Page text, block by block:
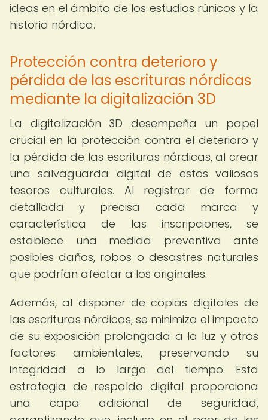
ideas en el ámbito de los estudios rúnicos y la
historia nórdica.
Protección contra deterioro y
pérdida de las escrituras nórdicas
mediante la digitalización 3D
La digitalización 3D desempeña un papel
crucial en la protección contra el deterioro y
la pérdida de las escrituras nórdicas, al crear
una salvaguarda digital de estos valiosos
tesoros culturales. Al registrar de forma
detallada y precisa cada marca y
característica de las inscripciones, se
establece una medida preventiva ante
posibles daños, robos o desastres naturales
que podrían afectar a los originales.
Además, al disponer de copias digitales de
las escrituras nórdicas, se minimiza el impacto
de su exposición prolongada a la luz y otros
factores ambientales, preservando su
integridad a lo largo del tiempo. Esta
estrategia de respaldo digital proporciona
una capa adicional de seguridad,